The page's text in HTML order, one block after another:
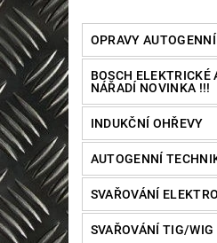
OPRAVY
BOSCH ELEKTRICKÉ
NÁŘADÍ NOVINKA !!!
INDUKČNÍ OHŘEVY
AUTOGENNÍ
SVAŘOVÁNÍ
SVAŘOVÁNÍ TIG/WIG